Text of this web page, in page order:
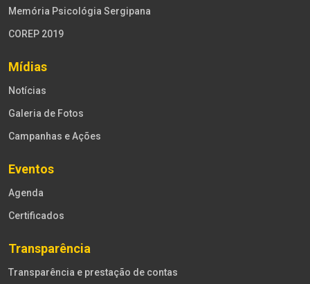
Memória Psicológia Sergipana
COREP 2019
Mídias
Notícias
Galeria de Fotos
Campanhas e Ações
Eventos
Agenda
Certificados
Transparência
Transparência e prestação de contas